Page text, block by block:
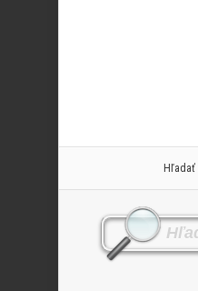
Hľadať